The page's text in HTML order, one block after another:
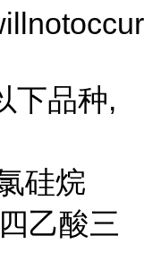
下品种,
硅烷
乙酸三